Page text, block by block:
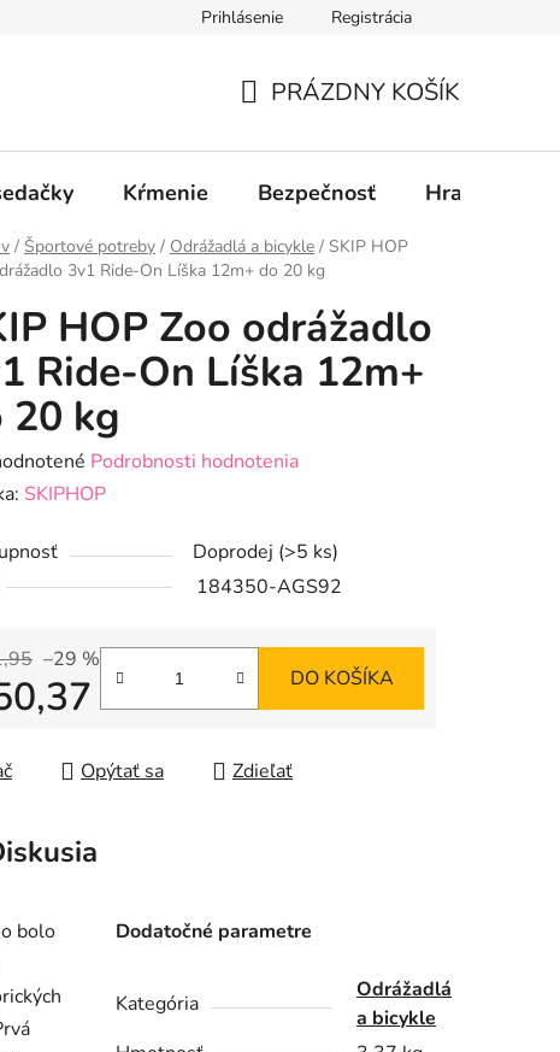
Prihlásenie Registrácia
KOŠÍK
PRÁZDNY KOŠÍK
Kŕmenie Bezpečnosť Hračky
/ Športové potreby / Odrážadlá a bicykle / SKIP HOP
3v1 Ride-On Líška 12m+ do 20 kg
HOP Zoo odrážadlo
Ride-On Líška 12m+
20 kg
Podrobnosti hodnotenia
SKIPHOP
Doprodej (>5 ks)
184350-AGS92
–29 %
DO KOŠÍKA
Opýtať sa Zdieľať
bolo
Dodatočné parametre
Kategória
Odrážadlá
a bicykle